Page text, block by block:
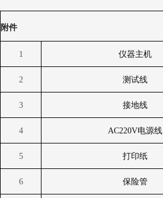
附件
1 仪器主机
2 测试线
3 接地线
4 AC220V电源线
5 打印纸
6 保险管